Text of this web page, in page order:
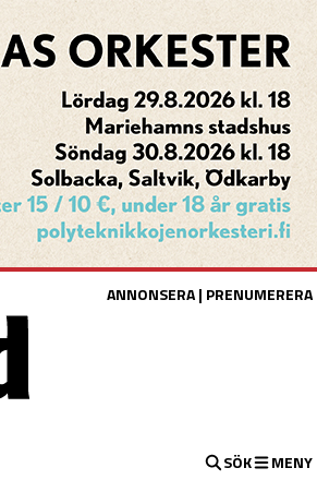
ANNONSERA| PRENUMERERA
SÖK MENY